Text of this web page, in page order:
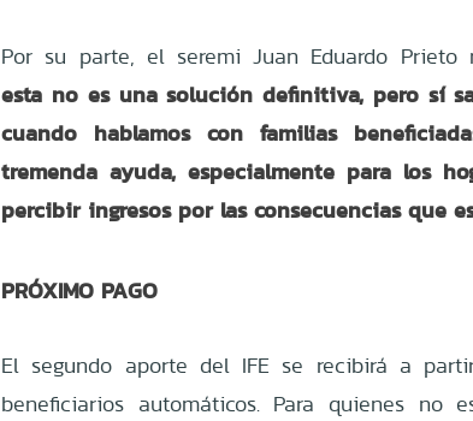
Por su parte, el seremi Juan Eduardo
esta no es una solución definitiva, pero sí
cuando hablamos con familias
tremenda ayuda, especialmente para los
percibir ingresos por las consecuencias que
PRÓXIMO PAGO
El segundo aporte del IFE se recibirá a
beneficiarios automáticos. Para quienes no